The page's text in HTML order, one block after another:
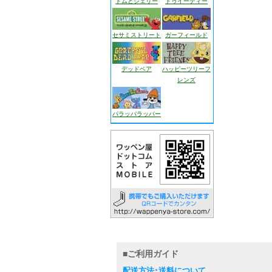
セサミストリート ガーフィールド
デッドベア
ハッピーツリーフ
レンズ
パラッパラッパー
■ご利用ガイド